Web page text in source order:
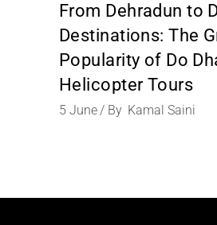
From Dehradun to
Destinations: The
Popularity of Do
Helicopter Tours
5 June By Kamal Saini